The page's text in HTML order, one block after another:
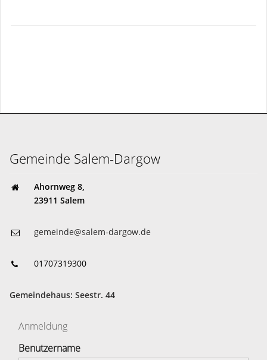
Gemeinde Salem-Dargow
Ahornweg 8,
23911 Salem
gemeinde@salem-dargow.de
01707319300
Gemeindehaus: Seestr. 44
Anmeldung
Benutzername